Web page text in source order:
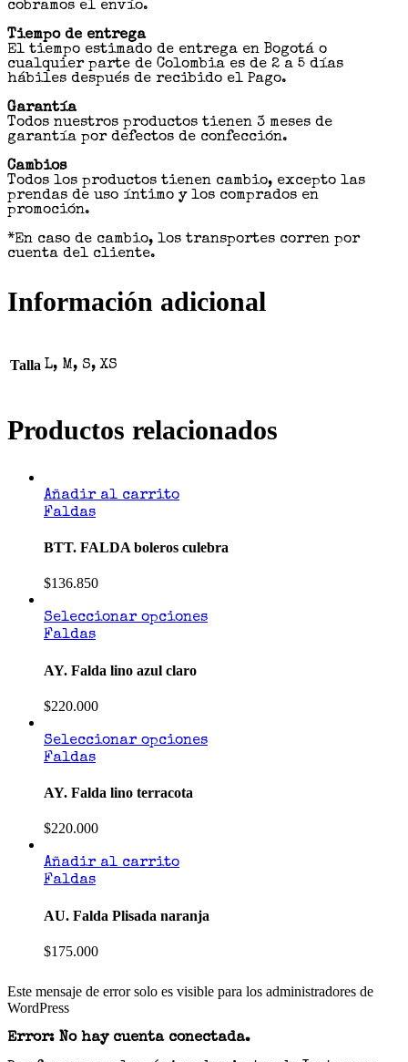
cobramos el envío.
Tiempo de entrega
El tiempo estimado de entrega en Bogotá o
cualquier parte de Colombia es de 2 a 5 días
hábiles después de recibido el Pago.
Garantía
Todos nuestros productos tienen 3 meses de
garantía por defectos de confección.
Cambios
Todos los productos tienen cambio, excepto las
prendas de uso íntimo y los comprados en
promoción.
*En caso de cambio, los transportes corren por
cuenta del cliente.
Información adicional
Talla L, M, S, XS
Productos relacionados
Añadir al carrito
Faldas
BTT. FALDA boleros culebra
$136.850
Seleccionar opciones
Faldas
AY. Falda lino azul claro
$220.000
Seleccionar opciones
Faldas
AY. Falda lino terracota
$220.000
Añadir al carrito
Faldas
AU. Falda Plisada naranja
$175.000
Este mensaje de error solo es visible para los administradores de
WordPress
Error: No hay cuenta conectada.